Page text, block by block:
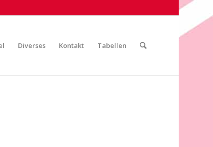
Diverses Kontakt Tabellen